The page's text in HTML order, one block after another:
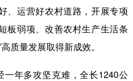
能源 会展
时尚 悦读
路 亚太网 上市公司
、运营好农村道路，开展专项
板弱项、改善农村生产生活条
质量发展取得新成效。
年多攻坚克难，全长1240公